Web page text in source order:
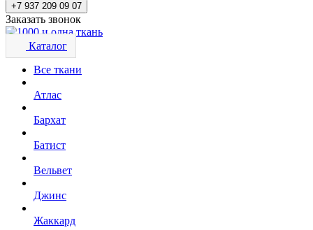
+7 937 209 09 07
Заказать звонок
Каталог
Все ткани
Атлас
Бархат
Батист
Вельвет
Джинс
Жаккард